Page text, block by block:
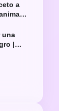
a
una
|